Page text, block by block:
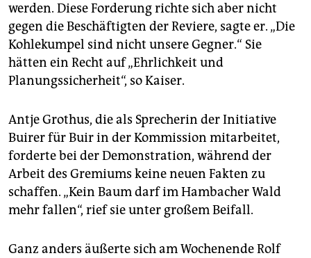
werden. Diese Forderung richte sich aber nicht
gegen die Beschäftigten der Reviere, sagte er. „Die
Kohlekumpel sind nicht unsere Gegner.“ Sie
hätten ein Recht auf „Ehrlichkeit und
Planungssicherheit“, so Kaiser.
Antje Grothus, die als Sprecherin der Initiative
Buirer für Buir in der Kommission mitarbeitet,
forderte bei der Demonstration, während der
Arbeit des Gremiums keine neuen Fakten zu
schaffen. „Kein Baum darf im Hambacher Wald
mehr fallen“, rief sie unter großem Beifall.
Ganz anders äußerte sich am Wochenende Rolf